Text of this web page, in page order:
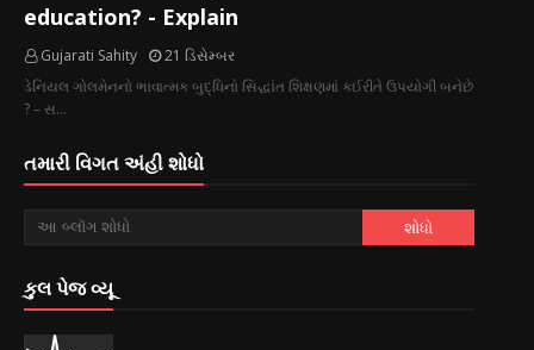
education? - Explain
Gujarati Sahity
21 ડિસેમ્બર
ડેનિયલ ગોલમેનનો ભાવાત્મક બુદ્ધિનો સિદ્ધાંત શિક્ષણમાં કઈરીતે ઉપયોગી બનેછે
? – સ…
તમારી વિગત અંહી શોધો
કુલ પેજ વ્યૂ